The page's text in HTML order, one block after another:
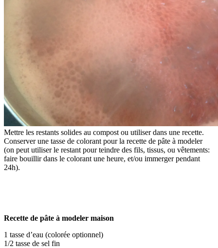
Mettre les restants solides au compost ou utiliser dans une recette.
Conserver une tasse de colorant pour la recette de pâte à modeler
(on peut utiliser le restant pour teindre des fils, tissus, ou vêtements:
faire bouillir dans le colorant une heure, et/ou immerger pendant
24h).
Recette de pâte à modeler maison
1 tasse d’eau (colorée optionnel)
1/2 tasse de sel fin